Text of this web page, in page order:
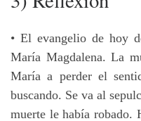
• El evangelio de hoy
María Magdalena. La
María a perder el
buscando. Se va al
muerte le había robado.